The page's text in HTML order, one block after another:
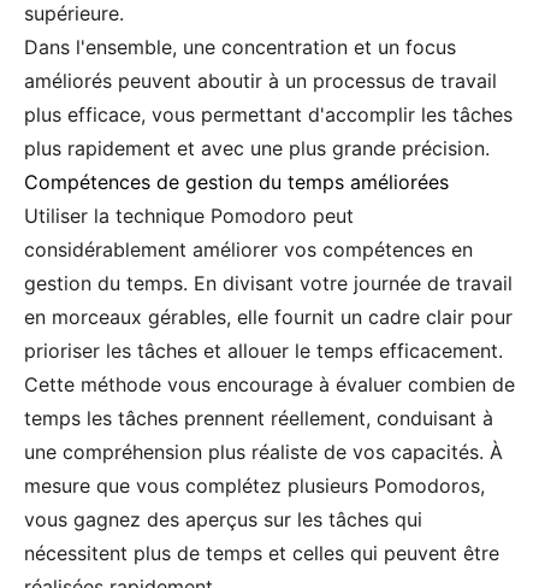
supérieure.
Dans l'ensemble, une concentration et un focus
améliorés peuvent aboutir à un processus de travail
plus efficace, vous permettant d'accomplir les tâches
plus rapidement et avec une plus grande précision.
Compétences de gestion du temps améliorées
Utiliser la technique Pomodoro peut
considérablement améliorer vos compétences en
gestion du temps. En divisant votre journée de travail
en morceaux gérables, elle fournit un cadre clair pour
prioriser les tâches et allouer le temps efficacement.
Cette méthode vous encourage à évaluer combien de
temps les tâches prennent réellement, conduisant à
une compréhension plus réaliste de vos capacités. À
mesure que vous complétez plusieurs Pomodoros,
vous gagnez des aperçus sur les tâches qui
nécessitent plus de temps et celles qui peuvent être